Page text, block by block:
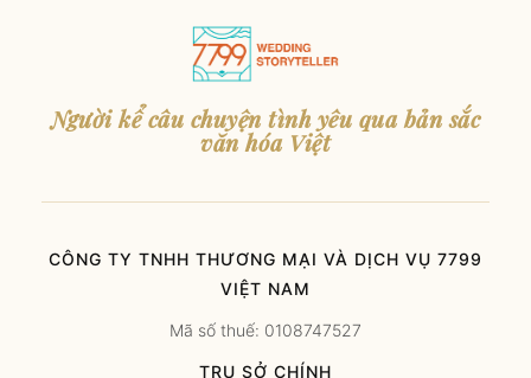
Người kể câu chuyện tình yêu qua bản sắc
văn hóa Việt
CÔNG TY TNHH THƯƠNG MẠI VÀ DỊCH VỤ 7799
VIỆT NAM
Mã số thuế: 0108747527
TRỤ SỞ CHÍNH